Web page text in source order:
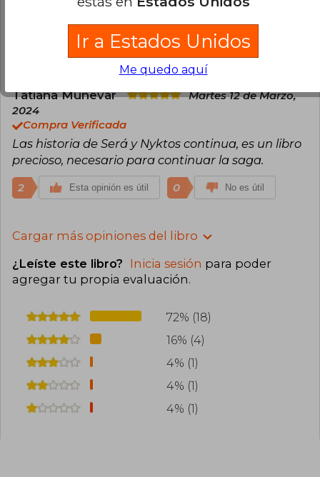
Compra Verificada
El libro llegó en el tiempo indicado
0
Tatiana Munevar
Martes 12 de Marzo,
2024
Compra Verificada
Las historia de Será y Nyktos continua, es un libro
precioso, necesario para continuar la saga.
2 Esta opinión es útil 0 No es útil
Cargar más opiniones del libro
¿Leíste este libro? Inicia sesión para poder
agregar tu propia evaluación.
72% (18)
16% (4)
4% (1)
4% (1)
4% (1)
Ir a Estados Unidos
Me quedo aquí